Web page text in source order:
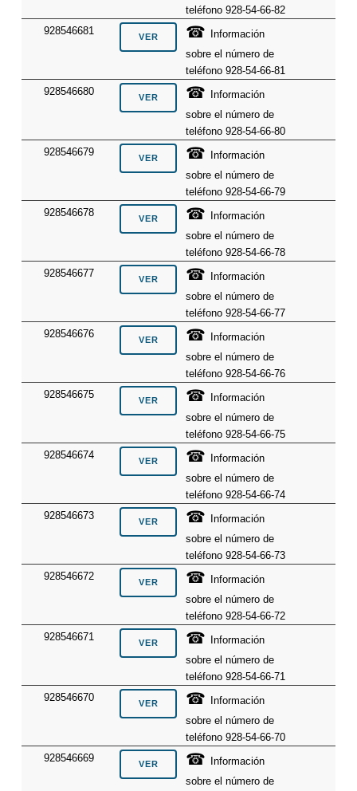
teléfono 928-54-66-82
928546681
☎
Información
sobre el número de
teléfono 928-54-66-81
928546680
☎
Información
sobre el número de
teléfono 928-54-66-80
928546679
☎
Información
sobre el número de
teléfono 928-54-66-79
928546678
☎
Información
sobre el número de
teléfono 928-54-66-78
928546677
☎
Información
sobre el número de
teléfono 928-54-66-77
928546676
☎
Información
sobre el número de
teléfono 928-54-66-76
928546675
☎
Información
sobre el número de
teléfono 928-54-66-75
928546674
☎
Información
sobre el número de
teléfono 928-54-66-74
928546673
☎
Información
sobre el número de
teléfono 928-54-66-73
928546672
☎
Información
sobre el número de
teléfono 928-54-66-72
928546671
☎
Información
sobre el número de
teléfono 928-54-66-71
928546670
☎
Información
sobre el número de
teléfono 928-54-66-70
928546669
☎
Información
sobre el número de